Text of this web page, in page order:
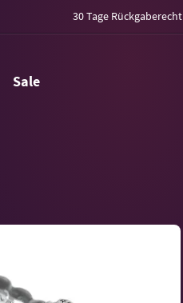
30 Tage Rückgaberecht
Sale